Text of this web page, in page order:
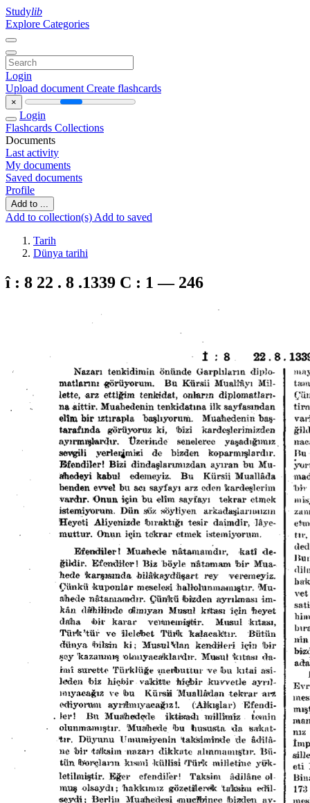
Studylib
Explore Categories
Login
Upload document Create flashcards
×
Login
Flashcards Collections
Documents
Last activity
My documents
Saved documents
Profile
Add to ...
Add to collection(s) Add to saved
Tarih
Dünya tarihi
î : 8 22 . 8 .1339 C : 1 — 246